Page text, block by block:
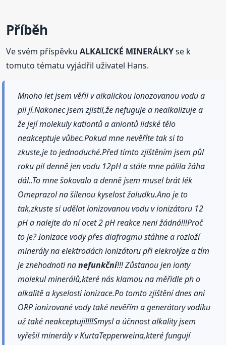
Příběh
Ve svém příspěvkuALKALICKÉ MINERÁLKYse k
tomuto tématu vyjádřil uživatel Hans.
Mnoho let jsem věřil v alkalickou ionozovanou vodu a
pil jí.Nakonec jsem zjistil,že nefuguje a nealkalizuje a
že její molekuly kationtů a aniontů lidské tělo
neakceptuje vůbec.Pokud mne nevěříte tak si to
zkuste,je to jednoduché.Před tímto zjištěním jsem půl
roku pil denně jen vodu 12pH a stále mne pálila žáha
dál..To mne šokovalo a denně jsem musel brát lék
Omeprazol na šilenou kyselost žaludku.Ano je to
tak,zkuste si udělat ionizovanou vodu v ionizátoru 12
pH a nalejte do ní ocet 2 pH reakce neni žádná!!!Proč
to je? Ionizace vody přes diafragmu stáhne a rozloží
minerály na elektrodách ionizátoru při elekrolýze a tím
je znehodnoti nanefunkční!!! Zůstanou jen ionty
molekul minerálů,které nás klamou na měřidle ph o
alkalitě a kyselosti ionizace.Po tomto zjištění dnes ani
ORP ionizované vody také nevěřím a generátory vodíku
už také neakceptuji!!!!Smysl a účnnost alkality jsem
vyřešil minerály v KurtaTepperweina,které fungují